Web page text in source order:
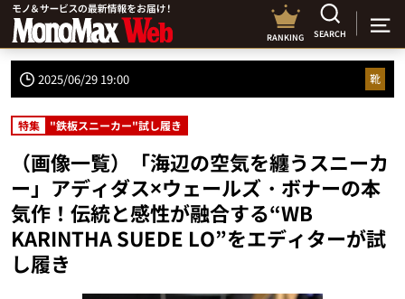
RANKING SEARCH
2025/06/29 19:00 靴
特集 "鉄板スニーカー"試し履き
（画像一覧）「海辺の空気を纏うスニーカ
ー」アディダス×ウェールズ・ボナーの本
気作！伝統と感性が融合する“WB
KARINTHA SUEDE LO”をエディターが試
し履き